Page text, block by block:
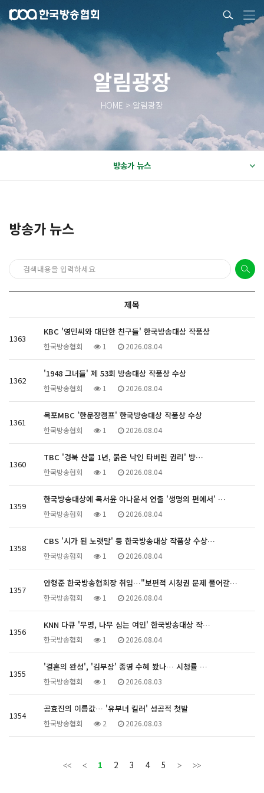
알림광장
HOME > 알림광장
방송가 뉴스
방송가 뉴스
제목
1363
KBC '영민씨와 대단한 친구들' 한국방송대상 작품상
한국방송협회 1 2026.08.04
1362
'1948 그녀들' 제 53회 방송대상 작품상 수상
한국방송협회 1 2026.08.04
1361
목포MBC '한문장캠프' 한국방송대상 작품상 수상
한국방송협회 1 2026.08.04
1360
TBC '경북 산불 1년, 붉은 낙인 타버린 권리' 방…
한국방송협회 1 2026.08.04
1359
한국방송대상에 목서윤 아나운서 연출 '생명의 편에서' …
한국방송협회 1 2026.08.04
1358
CBS '시가 된 노랫말' 등 한국방송대상 작품상 수상…
한국방송협회 1 2026.08.04
1357
안형준 한국방송협회장 취임…"보편적 시청권 문제 풀어갈…
한국방송협회 1 2026.08.04
1356
KNN 다큐 '무명, 나무 심는 여인' 한국방송대상 작…
한국방송협회 1 2026.08.04
1355
'결혼의 완성', '김부장' 종영 수혜 봤나… 시청률 …
한국방송협회 1 2026.08.03
1354
공효진의 이름값… '유부녀 킬러' 성공적 첫발
한국방송협회 2 2026.08.03
1 2 3 4 5